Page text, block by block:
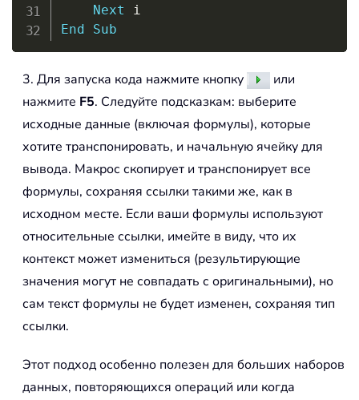
Next
End
Sub
3. Для запуска кода нажмите кнопку
или
нажмите F5. Следуйте подсказкам: выберите
исходные данные (включая формулы), которые
хотите транспонировать, и начальную ячейку для
вывода. Макрос скопирует и транспонирует все
формулы, сохраняя ссылки такими же, как в
исходном месте. Если ваши формулы используют
относительные ссылки, имейте в виду, что их
контекст может измениться (результирующие
значения могут не совпадать с оригинальными), но
сам текст формулы не будет изменен, сохраняя тип
ссылки.
Этот подход особенно полезен для больших наборов
данных, повторяющихся операций или когда